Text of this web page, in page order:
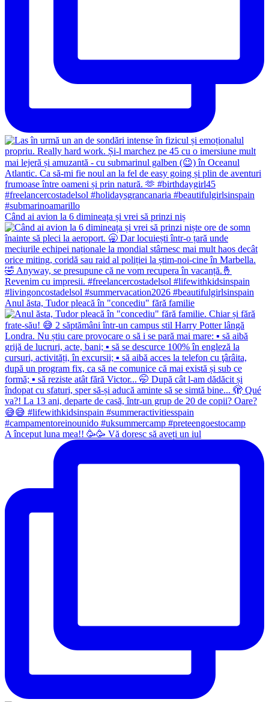
Când ai avion la 6 dimineața și vrei să prinzi niș
Anul ăsta, Tudor pleacă în "concediu" fără familie
A început luna mea!! 🥳🥳 Vă doresc să aveți un iul